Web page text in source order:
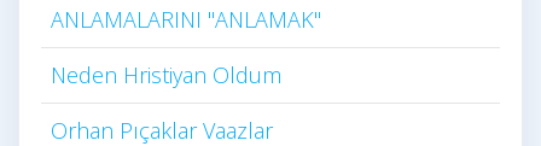
ANLAMALARINI "ANLAMAK"
Neden Hristiyan Oldum​
Orhan Pıçaklar Vaazlar